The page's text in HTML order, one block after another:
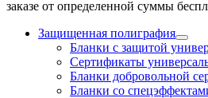
заказе от определенной суммы
Защищенная полиграфия
Бланки с защитой
Сертификаты
Бланки добровольной
Бланки со